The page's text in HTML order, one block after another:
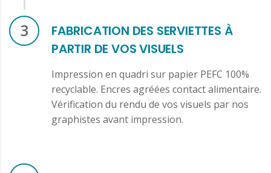
3
FABRICATION DES SERVIETTES À
PARTIR DE VOS VISUELS
Impression en quadri sur papier PEFC 100%
recyclable. Encres agréées contact alimentaire.
Vérification du rendu de vos visuels par nos
graphistes avant impression.